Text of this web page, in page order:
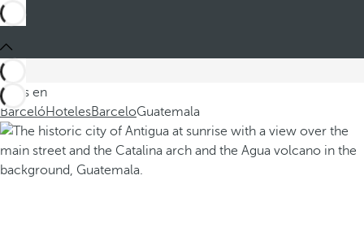
Estás en
BarcelóHotelesBarceloGuatemala